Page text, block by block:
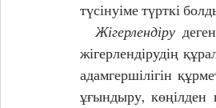
түсінуіме түрткі
  Жігерлендіру
жігерлендірудің
адамгершілігін
ұғындыру,